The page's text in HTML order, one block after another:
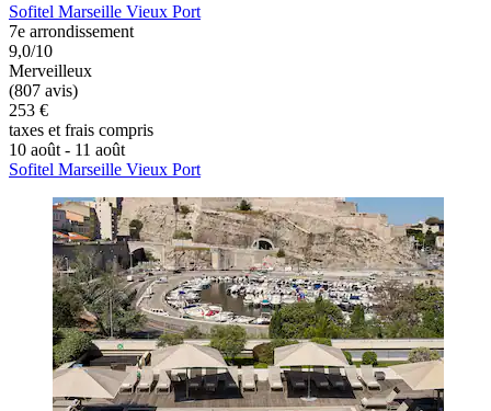
Sofitel Marseille Vieux Port
7e arrondissement
9,0/10
Merveilleux
(807 avis)
253 €
taxes et frais compris
10 août - 11 août
Sofitel Marseille Vieux Port